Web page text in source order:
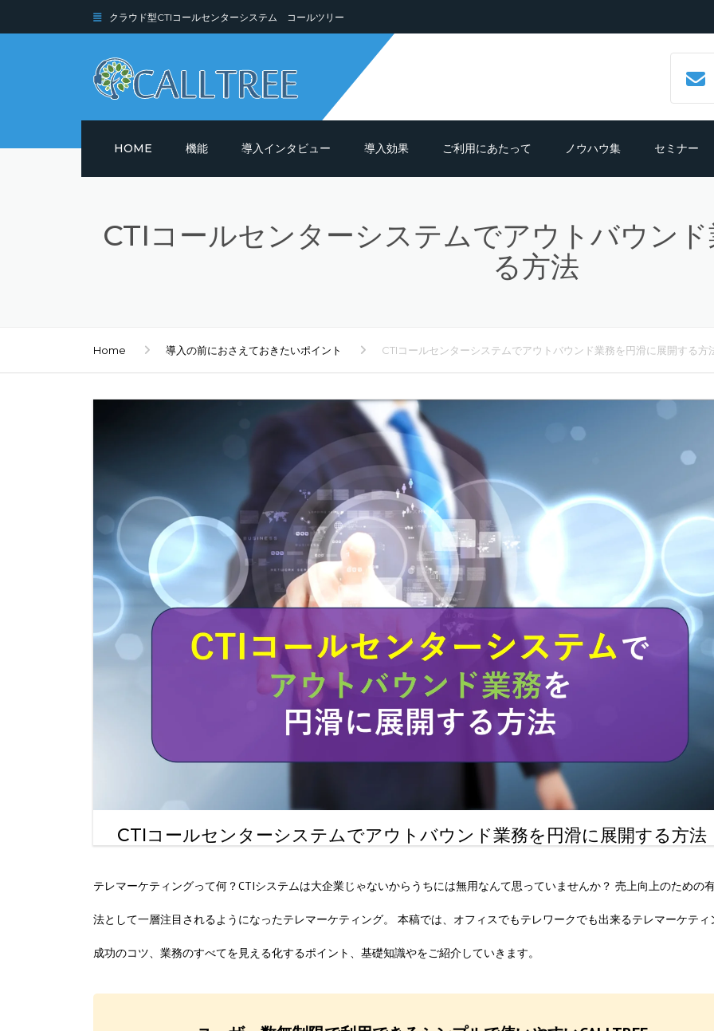
クラウド型CTIコールセンターシステム コールツリー
HOME 機能
セキュリティ
導入インタビュー 導入効果
導入効果シュミレーション
導入の前におさえておきたいポイン
ご利用にあたって
ご利用までの流れ
よくある質問
ノウハウ集
CTIシステムとは？導入メリット
紹介
細
コールセンターのモニタリング機能
を徹底解説！評価基準や成功する
コールセンター業務の効率化の方法
インサイドセールスツールのおすす
め6種！
セミナー
CTIコールセンターシステムでアウトバウン
る方法
Home 導入の前におさえておきたいポイント CTIコールセンターシステムでアウトバウンド業務を円滑に展開する方
CTIコールセンターシステムでアウトバウンド業務を円滑に展開する方法
テレマーケティングって何？CTIシステムは大企業じゃないからうちには無用なんて思っていませんか？ 売上向上のための
法として一層注目されるようになったテレマーケティング。 本稿では、オフィスでもテレワークでも出来るテレマーケティ
成功のコツ、業務のすべてを見える化するポイント、基礎知識やをご紹介していきます。